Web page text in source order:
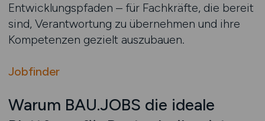
Entwicklungspfaden – für Fachkräfte, die bereit
sind, Verantwortung zu übernehmen und ihre
Kompetenzen gezielt auszubauen.
Jobfinder
Warum BAU.JOBS die ideale